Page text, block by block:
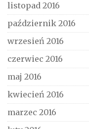
listopad 2016
październik 2016
wrzesień 2016
czerwiec 2016
maj 2016
kwiecień 2016
marzec 2016